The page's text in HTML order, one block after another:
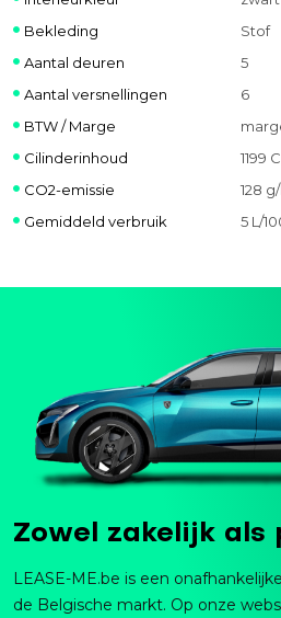
Bekleding
Stof
Aantal deuren
5
Aantal versnellingen
6
BTW / Marge
Cilinderinhoud
1199
CO2-emissie
128
Gemiddeld verbruik
5 L/
Zowel zakelijk als
LEASE-ME.be is een
de Belgische markt. Op onze